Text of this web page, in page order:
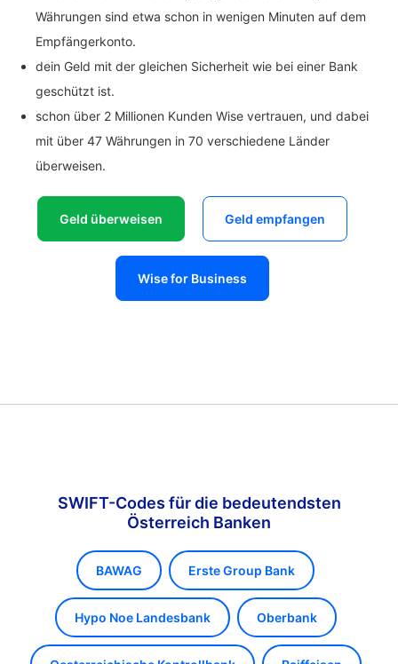
Währungen sind etwa schon in wenigen Minuten auf dem
Empfängerkonto.
dein Geld mit der gleichen Sicherheit wie bei einer Bank
geschützt ist.
schon über 2 Millionen Kunden Wise vertrauen, und dabei
mit über 47 Währungen in 70 verschiedene Länder
überweisen.
Geld überweisen Geld empfangen
Wise for Business
SWIFT-Codes für die bedeutendsten
Österreich Banken
BAWAG Erste Group Bank
Hypo Noe Landesbank Oberbank